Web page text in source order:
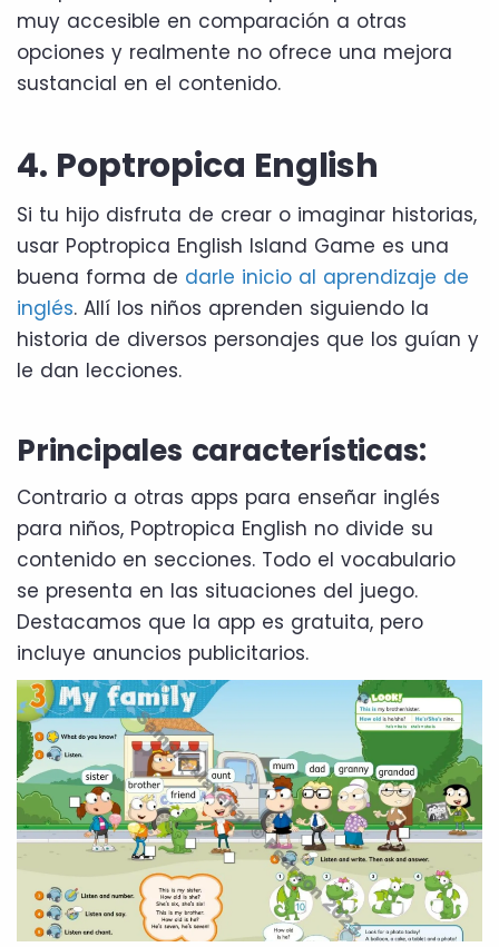
muy accesible en comparación a otras
opciones y realmente no ofrece una mejora
sustancial en el contenido.
4. Poptropica English
Si tu hijo disfruta de crear o imaginar historias,
usar Poptropica English Island Game es una
buena forma de darle inicio al aprendizaje de
inglés. Allí los niños aprenden siguiendo la
historia de diversos personajes que los guían y
le dan lecciones.
Principales características:
Contrario a otras apps para enseñar inglés
para niños, Poptropica English no divide su
contenido en secciones. Todo el vocabulario
se presenta en las situaciones del juego.
Destacamos que la app es gratuita, pero
incluye anuncios publicitarios.